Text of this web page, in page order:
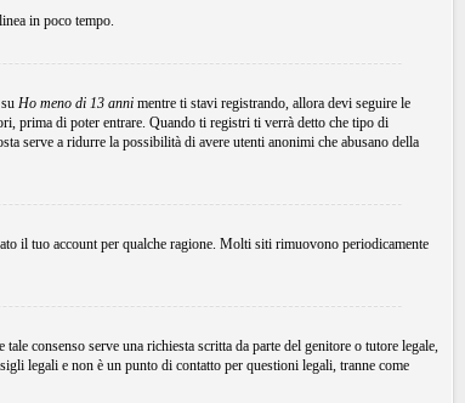
in poco tempo.
Ho meno di 13 anni mentre ti stavi registrando, allora devi seguire le
prima di poter entrare. Quando ti registri ti verrà detto che tipo di
serve a ridurre la possibilità di avere utenti anonimi che abusano della
il tuo account per qualche ragione. Molti siti rimuovono periodicamente
consenso serve una richiesta scritta da parte del genitore o tutore legale,
legali e non è un punto di contatto per questioni legali, tranne come